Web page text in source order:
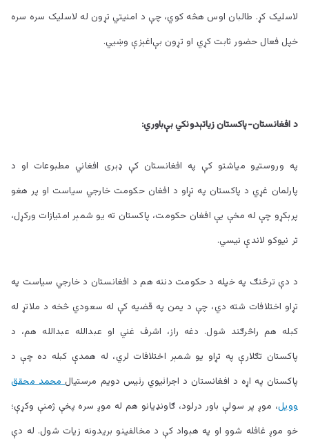
لاسلیک کړ. طالبان اوس هڅه کوي، چې د امنیتي تړون له لاسلیک سره سره
خپل فعال حضور ثابت کړي او تړون بې‌اغېزې وښيي.
د افغانستان-پاکستان زياتېدونکي بې‌باوري:
په وروستیو میاشتو کې په افغانستان کې ډېری افغاني مطبوعات او د
پارلمان غړي د پاکستان په تړاو د افغان حکومت خارجي سیاست او پر هغو
پرېکړو چې له مخې یې افغان حکومت، پاکستان ته یو شمېر امتیازات ورکړل،
تر نیوکو لاندې نیسي.
د دې ترڅنګ په خپله د حکومت دننه هم د افغانستان د خارجي سیاست په
تړاو اختلافات شته دي، چې د یمن په قضیه کې له سعودي څخه د ملاتړ له
کبله هم راڅرګند شول. دغه راز، اشرف غني او عبدالله عبدالله هم، د
پاکستان تګلارې په تړاو یو شمېر اختلافات لري، له همدې کبله ده چې د
پاکستان په اړه د افغانستان د اجرائیوي رئیس دویم مرستیالمحمد محقق
وویل، موږ پر سولې باور درلود، ګاونډیانو هم له موږ سره پخې ژمنې وکړې؛
خو موږ غافله شوو او په هېواد کې د مخالفینو بریدونه زیات شول. له دې